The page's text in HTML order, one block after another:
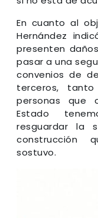
En cuanto al
Hernández
presenten
pasar a una
convenios de
terceros,
personas que
Estado
resguardar la
construcción
sostuvo.